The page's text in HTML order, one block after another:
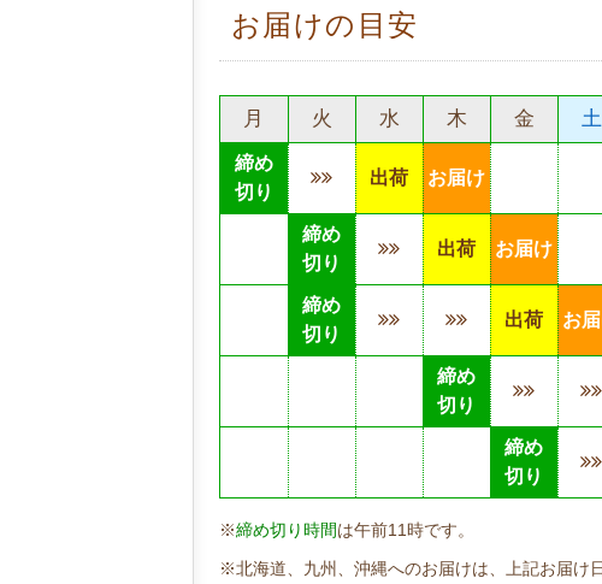
お届けの目安
月 火 水 木 金 土
締め
切り
出荷 お届け
締め
切り
出荷 お届け
締め
切り
出荷 お
締め
切り
締め
切り
※締め切り時間は午前11時です。
※北海道、九州、沖縄へのお届けは、上記お届け